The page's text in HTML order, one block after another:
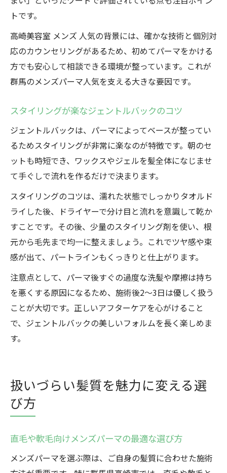
トです。
高崎美容室 メンズ 人気の背景には、確かな技術と個別対
応のカウンセリングがあるため、初めてパーマをかける
方でも安心して相談できる環境が整っています。これが
群馬のメンズパーマ人気を支える大きな要因です。
スタイリングが楽なジェントルバックのコツ
ジェントルバックは、パーマによってベースが整ってい
るためスタイリングが非常に楽なのが特徴です。朝のセ
ットも時短でき、ワックスやジェルを髪全体になじませ
て手ぐしで流れを作るだけで決まります。
スタイリングのコツは、濡れた状態でしっかりタオルド
ライした後、ドライヤーで分け目と流れを意識して乾か
すことです。その後、少量のスタイリング剤を使い、根
元から毛先まで均一に整えましょう。これでツヤ感や束
感が出て、パートラインもくっきりと仕上がります。
注意点として、パーマ後すぐの過度な洗髪や摩擦は持ち
を悪くする原因になるため、施術後2～3日は優しく扱う
ことが大切です。正しいアフターケアを心がけること
で、ジェントルバックの美しいフォルムを長く楽しめま
す。
扱いづらい髪質を魅力に変える選
び方
直毛や軟毛向けメンズパーマの最適な選び方
メンズパーマを選ぶ際は、ご自身の髪質に合わせた施術